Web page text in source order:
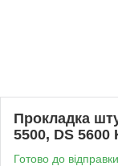
Прокладка
5500, DS 5600
Готово до відправки